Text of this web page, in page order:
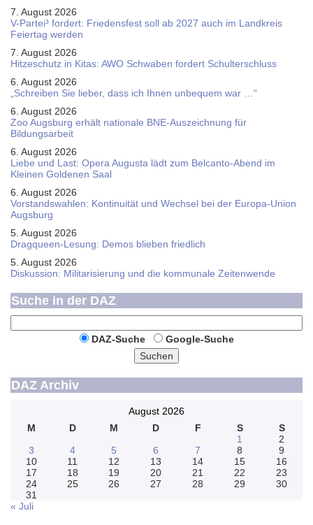
7. August 2026
V-Partei­³ fordert: Friedens­fest soll ab 2027 auch im Land­kreis
Feier­tag werden
7. August 2026
Hitzeschutz in Kitas: AWO Schwaben fordert Schulterschluss
6. August 2026
„Schreiben Sie lieber, dass ich Ihnen unbequem war …“
6. August 2026
Zoo Augsburg erhält nationale BNE-Auszeichnung für
Bildungsarbeit
6. August 2026
Liebe und Last: Opera Augusta lädt zum Belcanto-Abend im
Kleinen Goldenen Saal
6. August 2026
Vorstandswahlen: Kontinuität und Wechsel bei der Europa-Union
Augsburg
5. August 2026
Dragqueen-Lesung: Demos blieben friedlich
5. August 2026
Diskussion: Mi­li­ta­ri­sie­rung und die kommunale Zeitenwende
Suche in der DAZ
DAZ-Suche
Google-Suche
Suchen
DAZ Archiv
August 2026
M
D M D F S
S
1
2
3
4 5 6 7 8
9
10
11 12 13 14 15
16
17
18 19 20 21 22
23
24
25 26 27 28 29
30
31
« Juli